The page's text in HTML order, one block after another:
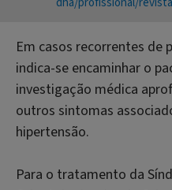
Em casos recorrentes de
indica-se encaminhar o
investigação médica
outros sintomas
hipertensão.
Para o tratamento da